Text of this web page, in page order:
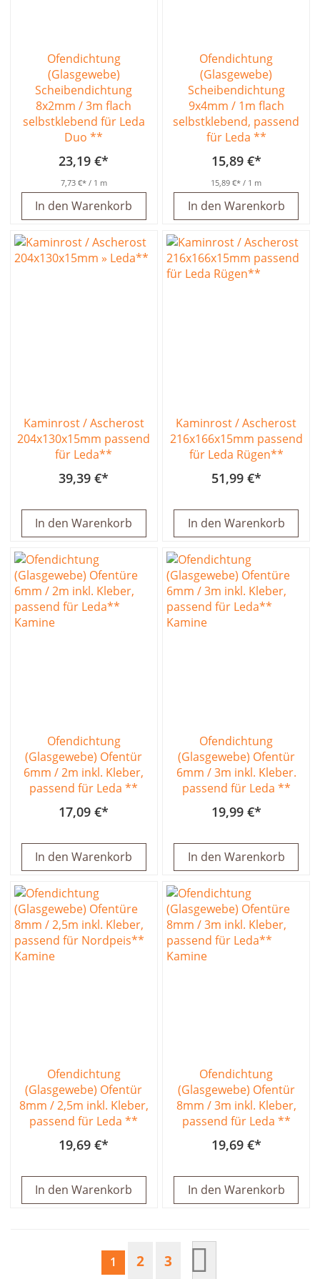
Ofendichtung
(Glasgewebe)
Scheibendichtung
8x2mm / 3m flach
selbstklebend für Leda
Duo **
23,19 €
7,73 € / 1 m
In den Warenkorb
Ofendichtung
(Glasgewebe)
Scheibendichtung
9x4mm / 1m flach
selbstklebend, passend
für Leda **
15,89 €
15,89 € / 1 m
In den Warenkorb
Kaminrost / Ascherost
204x130x15mm passend
für Leda**
39,39 €
In den Warenkorb
Kaminrost / Ascherost
216x166x15mm passend
für Leda Rügen**
51,99 €
In den Warenkorb
Ofendichtung
(Glasgewebe) Ofentür
6mm / 2m inkl. Kleber,
passend für Leda **
17,09 €
In den Warenkorb
Ofendichtung
(Glasgewebe) Ofentür
6mm / 3m inkl. Kleber.
passend für Leda **
19,99 €
In den Warenkorb
Ofendichtung
(Glasgewebe) Ofentür
8mm / 2,5m inkl. Kleber,
passend für Leda **
19,69 €
In den Warenkorb
Ofendichtung
(Glasgewebe) Ofentür
8mm / 3m inkl. Kleber,
passend für Leda **
19,69 €
In den Warenkorb
Seite
Sie lesen gerade Seite
1 Seite
2 Seite
3